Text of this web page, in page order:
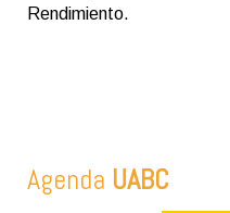
Rendimiento.
Agenda UABC